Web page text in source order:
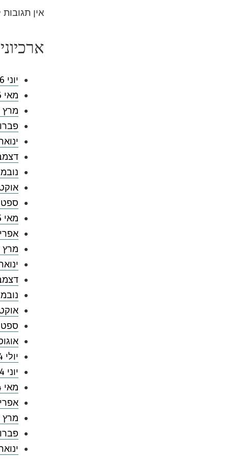
אין
יוני 2026
מאי 2026
מרץ 2026
ינואר
דצמבר
מאי 2025
אפריל
מרץ 2025
ינואר
דצמבר
יולי 2024
יוני 2024
מאי 2024
אפריל
מרץ 2024
ינואר